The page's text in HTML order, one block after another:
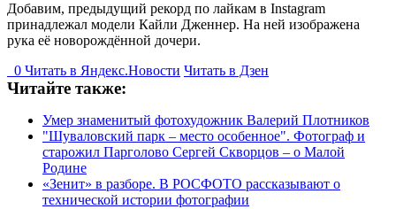
Добавим, предыдущий рекорд по лайкам в Instagram
принадлежал модели Кайли Дженнер. На ней изображена
рука её новорождённой дочери.
0 Читать в Яндекс.Новости Читать в Дзен
Читайте также:
Умер знаменитый фотохудожник Валерий Плотников
"Шуваловский парк – место особенное". Фотограф и
старожил Парголово Сергей Скворцов – о Малой
Родине
«Зенит» в разборе. В РОСФОТО рассказывают о
технической истории фотографии